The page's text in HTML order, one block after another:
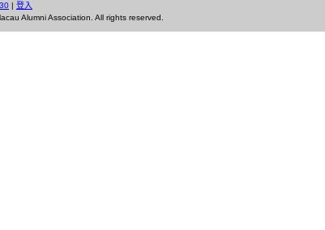
| 登入
Alumni Association. All rights reserved.